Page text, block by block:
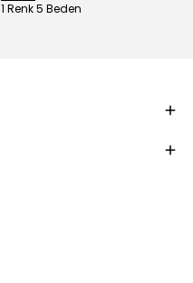
1 Renk 5 Beden